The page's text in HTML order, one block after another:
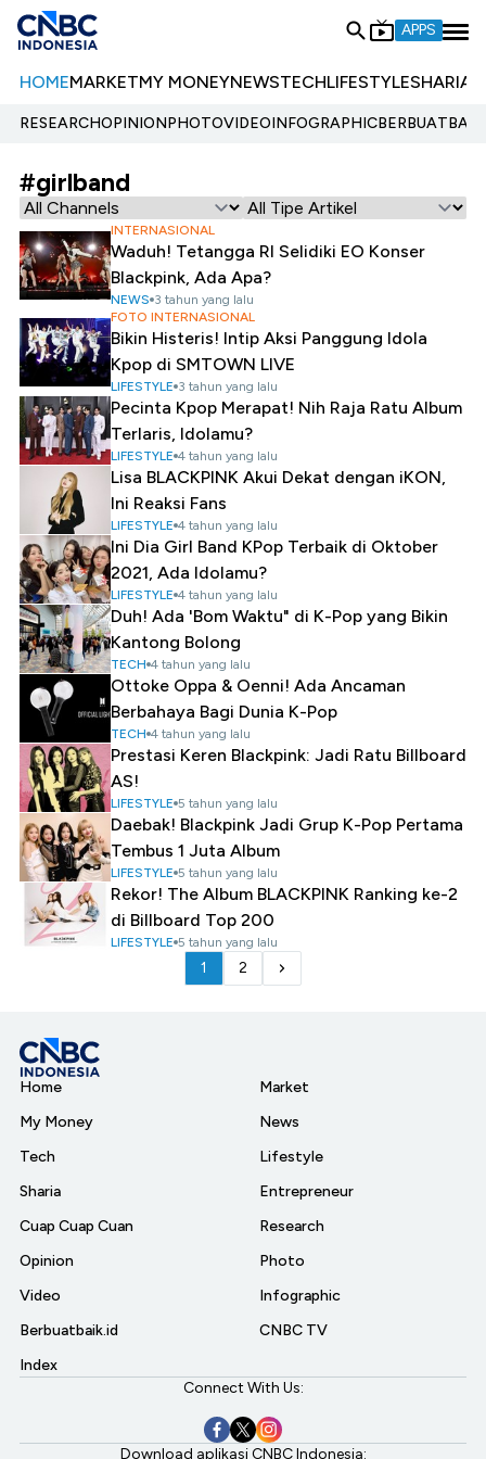
APPS
HOMEMARKETMY MONEYNEWSTECHLIFESTYLESHARIA
RESEARCHOPINIONPHOTOVIDEOINFOGRAPHIC
#girlband
INTERNASIONAL
Waduh! Tetangga RI Selidiki EO Konser
Blackpink, Ada Apa?
NEWS 3 tahun yang lalu
FOTO INTERNASIONAL
Bikin Histeris! Intip Aksi Panggung Idola
Kpop di SMTOWN LIVE
LIFESTYLE 3 tahun yang lalu
Pecinta Kpop Merapat! Nih Raja Ratu Album
Terlaris, Idolamu?
LIFESTYLE 4 tahun yang lalu
Lisa BLACKPINK Akui Dekat dengan iKON,
Ini Reaksi Fans
LIFESTYLE 4 tahun yang lalu
Ini Dia Girl Band KPop Terbaik di Oktober
2021, Ada Idolamu?
LIFESTYLE 4 tahun yang lalu
Duh! Ada 'Bom Waktu" di K-Pop yang Bikin
Kantong Bolong
TECH 4 tahun yang lalu
Ottoke Oppa & Oenni! Ada Ancaman
Berbahaya Bagi Dunia K-Pop
TECH 4 tahun yang lalu
Prestasi Keren Blackpink: Jadi Ratu Billboard
AS!
LIFESTYLE 5 tahun yang lalu
Daebak! Blackpink Jadi Grup K-Pop Pertama
Tembus 1 Juta Album
LIFESTYLE 5 tahun yang lalu
Rekor! The Album BLACKPINK Ranking ke-2
di Billboard Top 200
LIFESTYLE 5 tahun yang lalu
1 2
Home
My Money
Tech
Sharia
Cuap Cuap Cuan
Opinion
Video
Berbuatbaik.id
Index
Market
News
Lifestyle
Entrepreneur
Research
Photo
Infographic
CNBC TV
Connect With Us:
Download aplikasi CNBC Indonesia: